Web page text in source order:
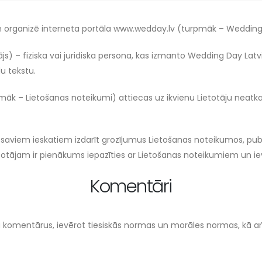
organizē interneta portāla www.wedday.lv (turpmāk –
– fiziska vai juridiska persona, kas izmanto Wedding Day
tekstu.
– Lietošanas noteikumi) attiecas uz ikvienu Lietotāju
ieskatiem izdarīt grozījumus Lietošanas noteikumos,
ir pienākums iepazīties ar Lietošanas noteikumiem un
Komentāri
komentārus, ievērot tiesiskās normas un morāles normas,